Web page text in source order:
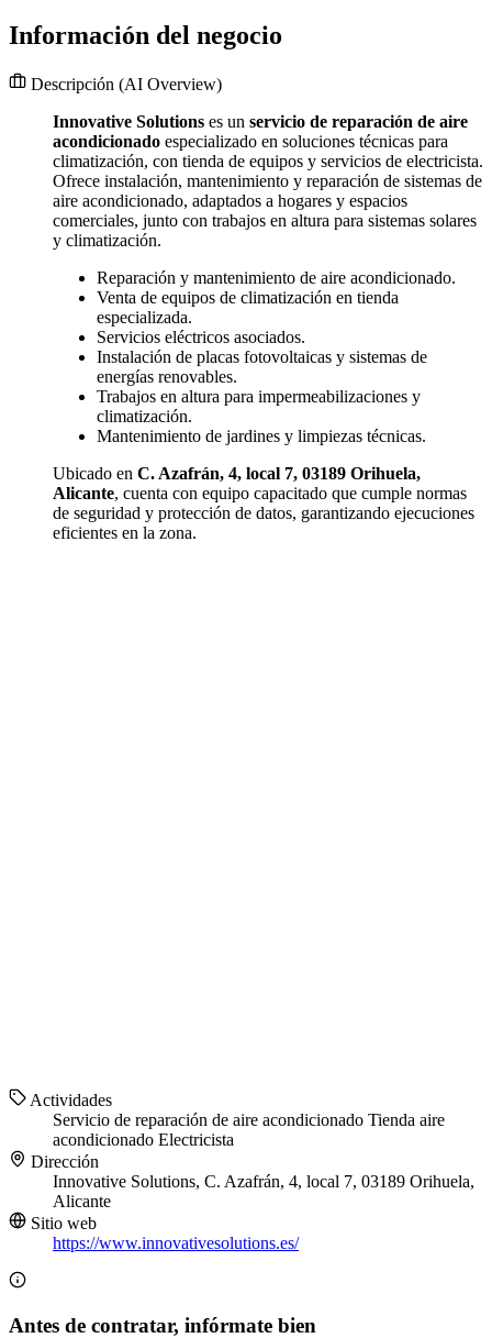
Información del negocio
Descripción (AI Overview)
Innovative Solutions es un servicio de reparación de aire
acondicionado especializado en soluciones técnicas para
climatización, con tienda de equipos y servicios de electricista.
Ofrece instalación, mantenimiento y reparación de sistemas de
aire acondicionado, adaptados a hogares y espacios
comerciales, junto con trabajos en altura para sistemas solares
y climatización.
Reparación y mantenimiento de aire acondicionado.
Venta de equipos de climatización en tienda
especializada.
Servicios eléctricos asociados.
Instalación de placas fotovoltaicas y sistemas de
energías renovables.
Trabajos en altura para impermeabilizaciones y
climatización.
Mantenimiento de jardines y limpiezas técnicas.
Ubicado en C. Azafrán, 4, local 7, 03189 Orihuela,
Alicante, cuenta con equipo capacitado que cumple normas
de seguridad y protección de datos, garantizando ejecuciones
eficientes en la zona.
Actividades
Servicio de reparación de aire acondicionado Tienda aire
acondicionado Electricista
Dirección
Innovative Solutions, C. Azafrán, 4, local 7, 03189 Orihuela,
Alicante
Sitio web
https://www.innovativesolutions.es/
Antes de contratar, infórmate bien